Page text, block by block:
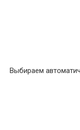
Выбираем